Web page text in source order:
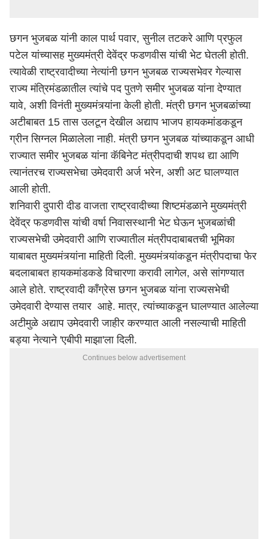
छगन भुजबळ यांनी काल पार्थ पवार, सुनील तटकरे आणि प्रफुल
पटेल यांच्यासह मुख्यमंत्री देवेंद्र फडणवीस यांची भेट घेतली होती.
त्यावेळी राष्ट्रवादीच्या नेत्यांनी छगन भुजबळ राज्यसभेवर गेल्यास
राज्य मंत्रिमंडळातील त्यांचे पद पुतणे समीर भुजबळ यांना देण्यात
यावे, अशी विनंती मुख्यमंत्र्यांना केली होती. मंत्री छगन भुजबळांच्या
अटीबाबत 15 तास उलटून देखील अद्याप भाजप हायकमांडकडून
ग्रीन सिग्नल मिळालेला नाही. मंत्री छगन भुजबळ यांच्याकडून आधी
राज्यात समीर भुजबळ यांना कॅबिनेट मंत्रीपदाची शपथ द्या आणि
त्यानंतरच राज्यसभेचा उमेदवारी अर्ज भरेन, अशी अट घालण्यात
आली होती.
शनिवारी दुपारी दीड वाजता राष्ट्रवादीच्या शिष्टमंडळाने मुख्यमंत्री
देवेंद्र फडणवीसयांची वर्षा निवासस्थानी भेट घेऊन भुजबळांची
राज्यसभेची उमेदवारी आणि राज्यातील मंत्रीपदाबाबतची भूमिका
याबाबत मुख्यमंत्र्यांना माहिती दिली. मुख्यमंत्र्यांकडून मंत्रीपदाचा फेर
बदलाबाबत हायकमांडकडे विचारणा करावी लागेल, असे सांगण्यात
आले होते. राष्ट्रवादी काँग्रेस छगन भुजबळ यांना राज्यसभेची
उमेदवारी देण्यास तयार आहे. मात्र, त्यांच्याकडून घालण्यात आलेल्या
अटीमुळे अद्याप उमेदवारी जाहीर करण्यात आली नसल्याची माहिती
बड्या नेत्याने 'एबीपी माझा'ला दिली.
Continues below advertisement